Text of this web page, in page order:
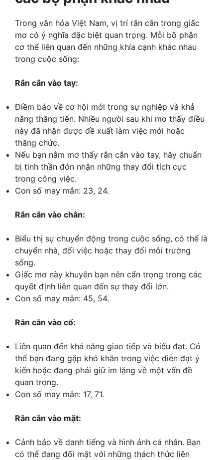
Trong văn hóa Việt Nam, vị trí rắn cắn trong giấc
mơ có ý nghĩa đặc biệt quan trọng. Mỗi bộ phận
cơ thể liên quan đến những khía cạnh khác nhau
trong cuộc sống:
Rắn cắn vào tay:
Điềm báo về cơ hội mới trong sự nghiệp và khả
năng thăng tiến. Nhiều người sau khi mơ thấy điều
này đã nhận được đề xuất làm việc mới hoặc
thăng chức.
Nếu bạn nằm mơ thấy rắn cắn vào tay, hãy chuẩn
bị tinh thần đón nhận những thay đổi tích cực
trong công việc.
Con số may mắn: 23, 24.
Rắn cắn vào chân:
Biểu thị sự chuyển động trong cuộc sống, có thể là
chuyển nhà, đổi việc hoặc thay đổi môi trường
sống.
Giấc mơ này khuyên bạn nên cẩn trọng trong các
quyết định liên quan đến sự thay đổi lớn.
Con số may mắn: 45, 54.
Rắn cắn vào cổ:
Liên quan đến khả năng giao tiếp và biểu đạt. Có
thể bạn đang gặp khó khăn trong việc diễn đạt ý
kiến hoặc đang phải giữ im lặng về một vấn đề
quan trọng.
Con số may mắn: 17, 71.
Rắn cắn vào mặt:
Cảnh báo về danh tiếng và hình ảnh cá nhân. Bạn
có thể đang đối mặt với những thách thức liên